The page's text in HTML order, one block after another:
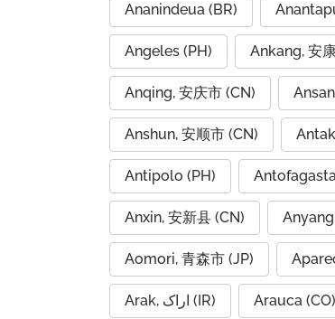
Ananindeua (BR)
Angeles (PH) Ankang, 安
Anqing, 安庆市 (CN)
Anshun, 安顺市 (CN)
Antipolo (PH)
Anxin, 安新县 (CN)
Aomori, 青森市 (JP)
Arak, اراک (IR) Arauca (CO)